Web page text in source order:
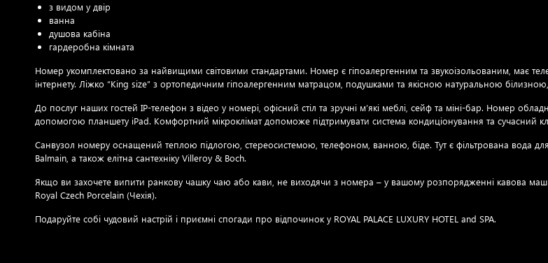
з видом у двір
ванна
душова кабіна
гардеробна кімната
Номер укомплектовано за найвищими світовими стандартами. Номер є гіпоалергенним та звукоізольованим, має
інтернету. Ліжко “King size” з ортопедичним гіпоалергенним матрацом, подушками та якісною натуральною
До послуг наших гостей IP-телефон з відео у номері, офісний стіл та зручні м’які меблі, сейф та міні-бар. Номер
допомогою планшету iPad. Комфортний мікроклімат допоможе підтримувати система кондиціонування та сучасний
Санвузол номеру оснащений теплою підлогою, стереосистемою, телефоном, ванною, біде. Тут є фільтрована вода
Balmain, а також елітна сантехніку Villeroy & Boch.
Якщо ви захочете випити ранкову чашку чаю або кави, не виходячи з номера – у вашому розпорядженні кавова
Royal Czech Porcelain (Чехія).
Подаруйте собі чудовий настрій і приємні спогади про відпочинок у ROYAL PALACE LUXURY HOTEL and SPA.